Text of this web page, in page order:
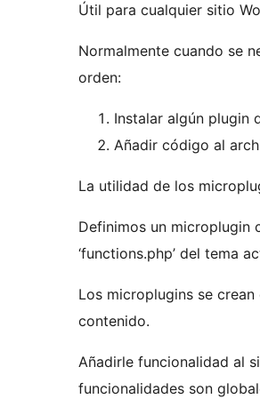
Útil para cualquier sitio
Normalmente cuando se
orden:
Instalar algún plugin
Añadir código al
La utilidad de los
Definimos un microplugin
‘functions.php’ del tema
Los microplugins se
contenido.
Añadirle funcionalidad al
funcionalidades son